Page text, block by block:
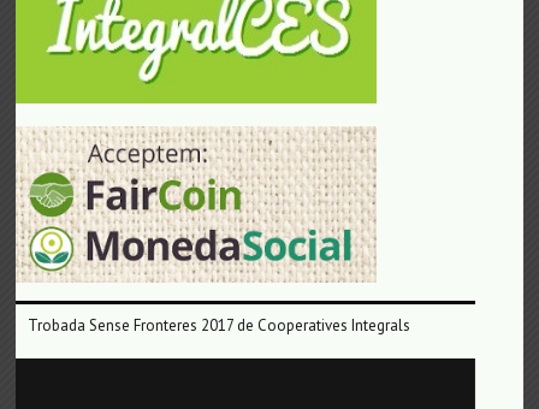
Trobada Sense Fronteres 2017 de Cooperatives Integrals